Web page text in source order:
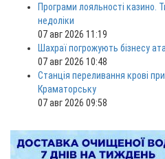
Програми лояльності казино.
недоліки
07 авг 2026 11:19
Шахраї погрожують бізнесу
07 авг 2026 10:48
Станція переливання крові
Краматорську
07 авг 2026 09:58